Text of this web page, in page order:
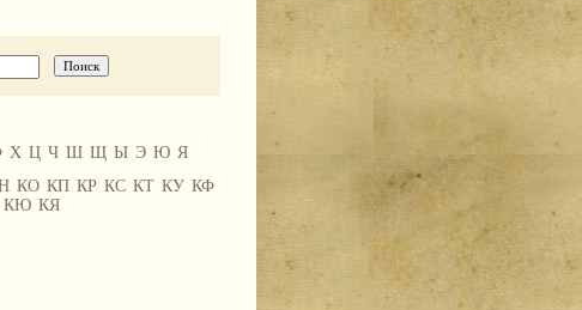
Х Ц Ч Ш Щ Ы Э Ю Я
КО КП КР КС КТ КУ КФ
КЮ КЯ